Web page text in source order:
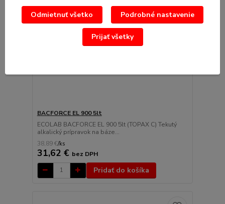
BACFORCE EL 900 5lt
ECOLAB BACFORCE EL 900 5lt (TOPAX C) Tekutý
alkalický prípravok na báze...
38,89 €/ks
31,62 € bez DPH
Pridať do košíka
Odmietnuť všetko Podrobné nastavenie
Prijať všetky